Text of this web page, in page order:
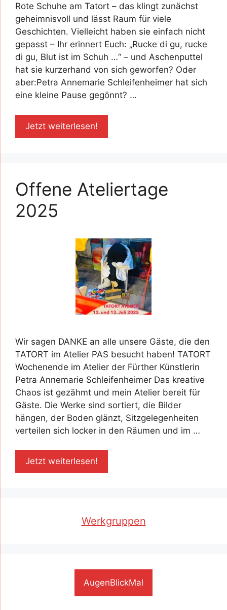
Rote Schuhe am Tatort – das klingt zunächst
geheimnisvoll und lässt Raum für viele
Geschichten. Vielleicht haben sie einfach nicht
gepasst – Ihr erinnert Euch: „Rucke di gu, rucke
di gu, Blut ist im Schuh …“ – und Aschenputtel
hat sie kurzerhand von sich geworfen? Oder
aber:Petra Annemarie Schleifenheimer hat sich
eine kleine Pause gegönnt? …
Jetzt weiterlesen!
Offene Ateliertage
2025
Wir sagen DANKE an alle unsere Gäste, die den
TATORT im Atelier PAS besucht haben! TATORT
Wochenende im Atelier der Fürther Künstlerin
Petra Annemarie Schleifenheimer Das kreative
Chaos ist gezähmt und mein Atelier bereit für
Gäste. Die Werke sind sortiert, die Bilder
hängen, der Boden glänzt, Sitzgelegenheiten
verteilen sich locker in den Räumen und im …
Jetzt weiterlesen!
Werkgruppen
AugenBlickMal